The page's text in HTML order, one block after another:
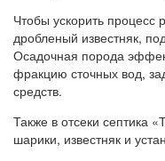
Чтобы ускорить
дробленый известняк,
Осадочная порода
фракцию сточных вод,
средств.
Также в отсеки септика
шарики, известняк и